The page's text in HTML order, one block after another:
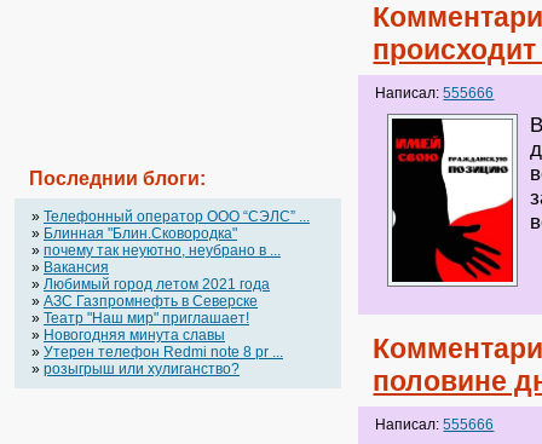
Последнии блоги:
» Телефонный оператор OOO “СЭЛС” ...
» Блинная "Блин.Сковородка"
» почему так неуютно, неубрано в ...
» Вакансия
» Любимый город летом 2021 года
» АЗС Газпромнефть в Северске
» Театр "Наш мир" приглашает!
» Новогодняя минута славы
» Утерен телефон Redmi note 8 pr ...
» розыгрыш или хулиганство?
Написал:555666
половине
Написал:555666